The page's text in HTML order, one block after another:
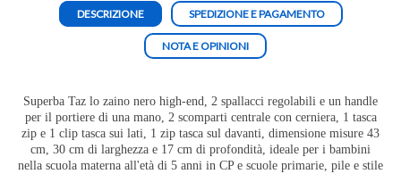
DESCRIZIONE SPEDIZIONE E PAGAMENTO
NOTA E OPINIONI
Superba Taz lo zaino nero high-end, 2 spallacci regolabili e un handle
per il portiere di una mano, 2 scomparti centrale con cerniera, 1 tasca
zip e 1 clip tasca sui lati, 1 zip tasca sul davanti, dimensione misure 43
cm, 30 cm di larghezza e 17 cm di profondità, ideale per i bambini
nella scuola materna all'età di 5 anni in CP e scuole primarie, pile e stile